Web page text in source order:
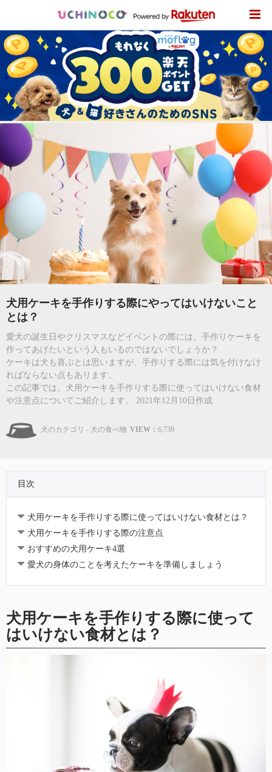
犬用ケーキを手作りする際にやってはいけないこと
とは？
愛犬の誕生日やクリスマスなどイベントの際には、手作りケーキを
作ってあげたいという人もいるのではないでしょうか？
ケーキは犬も喜ぶとは思いますが、手作りする際には気を付けなけ
ればならない点もあります。
この記事では、犬用ケーキを手作りする際に使ってはいけない食材
や注意点についてご紹介します。 2021年12月10日作成
犬のカテゴリ - 犬の食べ物 VIEW： 6,739
目次
犬用ケーキを手作りする際に使ってはいけない食材とは？
犬用ケーキを手作りする際の注意点
おすすめの犬用ケーキ4選
愛犬の身体のことを考えたケーキを準備しましょう
犬用ケーキを手作りする際に使って
はいけない食材とは？